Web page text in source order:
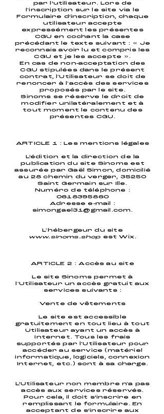
par l’utilisateur. Lors de
l'inscription sur le site via le
Formulaire d’inscription, chaque
utilisateur accepte
expressément les présentes
CGU en cochant la case
précédant le texte suivant : « Je
reconnais avoir lu et compris les
CGU et je les accepte ».
En cas de non-acceptation des
CGU stipulées dans le présent
contrat, l'Utilisateur se doit de
renoncer à l'accès des services
proposés par le site.
Sinoms se réserve le droit de
modifier unilatéralement et à
tout moment le contenu des
présentes CGU.
ARTICLE 1 : Les mentions légales
L’édition et la direction de la
publication du site Sinoms est
assurée par Gaël Simon, domicilié
au 28 chemin du verger, 35250
Saint Germain sur Ille.
Numéro de téléphone :
0618395860
Adresse e-mail :
simongael31@gmail.com .
L'hébergeur du site
www.sinoms.shop est Wix.
ARTICLE 2 : Accès au site
Le site Sinoms permet à
l'Utilisateur un accès gratuit aux
services suivants :
Vente de vêtements
Le site est accessible
gratuitement en tout lieu à tout
Utilisateur ayant un accès à
Internet. Tous les frais
supportés par l'Utilisateur pour
accéder au service (matériel
informatique, logiciels, connexion
Internet, etc.) sont à sa charge.
L’Utilisateur non membre n'a pas
accès aux services réservés.
Pour cela, il doit s’inscrire en
remplissant le formulaire. En
acceptant de s’inscrire aux